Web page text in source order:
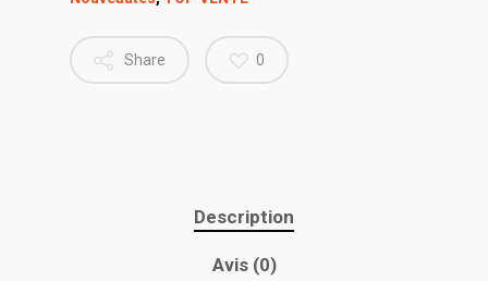
Share 0
Description
Avis (0)